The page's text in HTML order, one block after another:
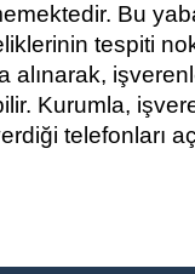
Bu
tespiti
alınarak,
Kurumla,
telefonları